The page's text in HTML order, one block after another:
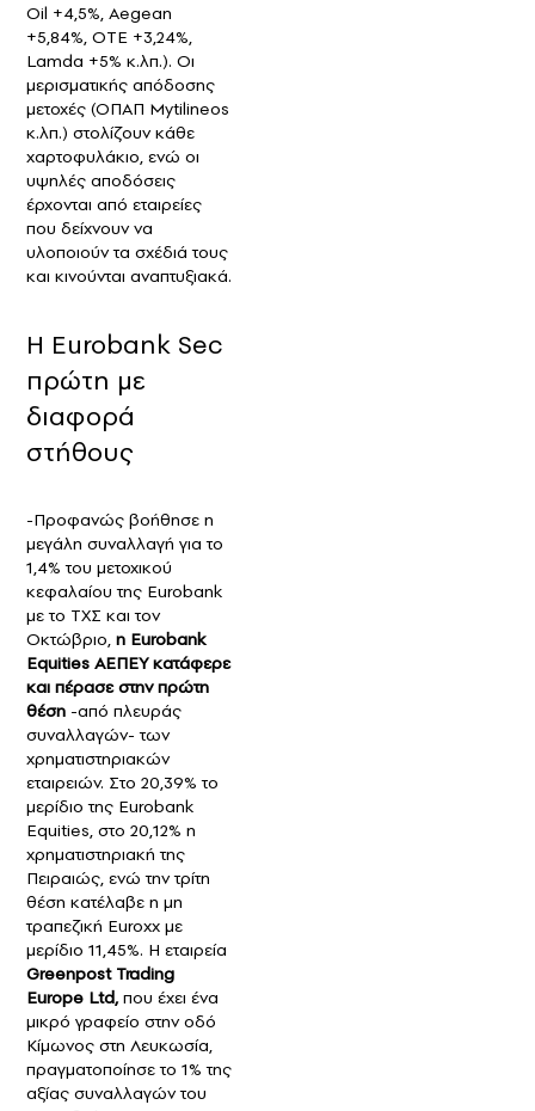
Oil +4,5%, Aegean
+5,84%, ΟΤΕ +3,24%,
Lamda +5% κ.λπ.). Οι
μερισματικής απόδοσης
μετοχές (ΟΠΑΠ Mytilineos
κ.λπ.) στολίζουν κάθε
χαρτοφυλάκιο, ενώ οι
υψηλές αποδόσεις
έρχονται από εταιρείες
που δείχνουν να
υλοποιούν τα σχέδιά τους
και κινούνται αναπτυξιακά.
Η Eurobank Sec
πρώτη με
διαφορά
στήθους
-Προφανώς βοήθησε η
μεγάλη συναλλαγή για το
1,4% του μετοχικού
κεφαλαίου της Eurobank
με το ΤΧΣ και τον
Οκτώβριο, η Εurobank
Equities ΑΕΠΕΥ κατάφερε
και πέρασε στην πρώτη
θέση -από πλευράς
συναλλαγών- των
χρηματιστηριακών
εταιρειών. Στο 20,39% το
μερίδιο της Eurobank
Equities, στο 20,12% η
χρηματιστηριακή της
Πειραιώς, ενώ την τρίτη
θέση κατέλαβε η μη
τραπεζική Euroxx με
μερίδιο 11,45%. Η εταιρεία
Greenpost Trading
Europe Ltd,που έχει ένα
μικρό γραφείο στην οδό
Κίμωνος στη Λευκωσία,
πραγματοποίησε το 1% της
αξίας συναλλαγών του